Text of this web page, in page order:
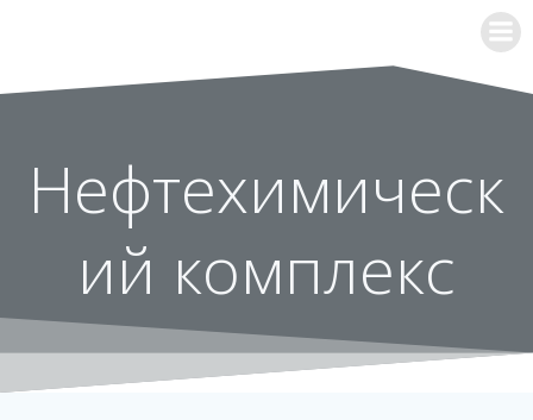
содержимому
Нефтехимическ
ий комплекс